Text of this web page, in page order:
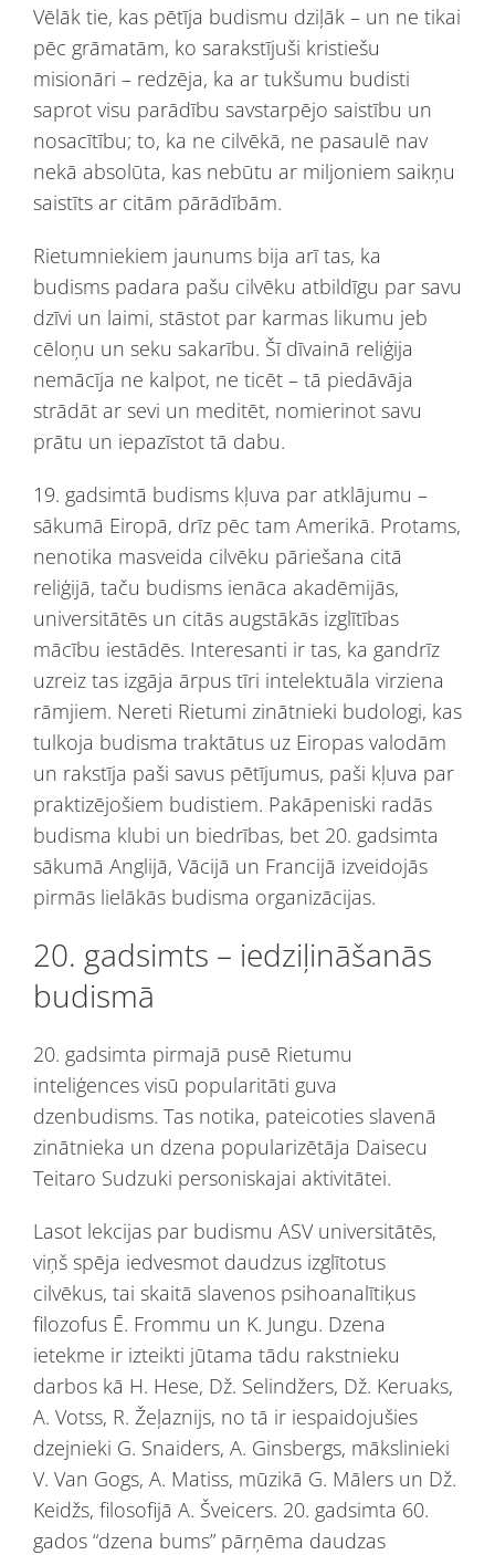
Vēlāk tie, kas pētīja budismu dziļāk – un ne tikai
pēc grāmatām, ko sarakstījuši kristiešu
misionāri – redzēja, ka ar tukšumu budisti
saprot visu parādību savstarpējo saistību un
nosacītību; to, ka ne cilvēkā, ne pasaulē nav
nekā absolūta, kas nebūtu ar miljoniem saikņu
saistīts ar citām pārādībām.
Rietumniekiem jaunums bija arī tas, ka
budisms padara pašu cilvēku atbildīgu par savu
dzīvi un laimi, stāstot par karmas likumu jeb
cēloņu un seku sakarību. Šī dīvainā reliģija
nemācīja ne kalpot, ne ticēt – tā piedāvāja
strādāt ar sevi un meditēt, nomierinot savu
prātu un iepazīstot tā dabu.
19. gadsimtā budisms kļuva par atklājumu –
sākumā Eiropā, drīz pēc tam Amerikā. Protams,
nenotika masveida cilvēku pāriešana citā
reliģijā, taču budisms ienāca akadēmijās,
universitātēs un citās augstākās izglītības
mācību iestādēs. Interesanti ir tas, ka gandrīz
uzreiz tas izgāja ārpus tīri intelektuāla virziena
rāmjiem. Nereti Rietumi zinātnieki budologi, kas
tulkoja budisma traktātus uz Eiropas valodām
un rakstīja paši savus pētījumus, paši kļuva par
praktizējošiem budistiem. Pakāpeniski radās
budisma klubi un biedrības, bet 20. gadsimta
sākumā Anglijā, Vācijā un Francijā izveidojās
pirmās lielākās budisma organizācijas.
20. gadsimts – iedziļināšanās
budismā
20. gadsimta pirmajā pusē Rietumu
inteliģences visū popularitāti guva
dzenbudisms. Tas notika, pateicoties slavenā
zinātnieka un dzena popularizētāja Daisecu
Teitaro Sudzuki personiskajai aktivitātei.
Lasot lekcijas par budismu ASV universitātēs,
viņš spēja iedvesmot daudzus izglītotus
cilvēkus, tai skaitā slavenos psihoanalītiķus
filozofus Ē. Frommu un K. Jungu. Dzena
ietekme ir izteikti jūtama tādu rakstnieku
darbos kā H. Hese, Dž. Selindžers, Dž. Keruaks,
A. Votss, R. Žeļaznijs, no tā ir iespaidojušies
dzejnieki G. Snaiders, A. Ginsbergs, mākslinieki
V. Van Gogs, A. Matiss, mūzikā G. Mālers un Dž.
Keidžs, filosofijā A. Šveicers. 20. gadsimta 60.
gados “dzena bums” pārņēma daudzas